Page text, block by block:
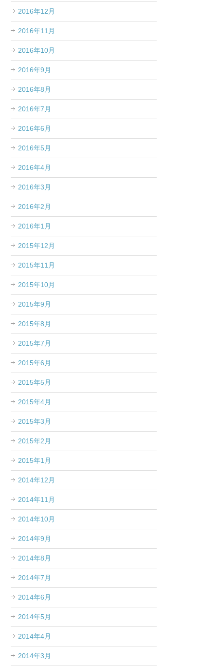
2016年12月
2016年11月
2016年10月
2016年9月
2016年8月
2016年7月
2016年6月
2016年5月
2016年4月
2016年3月
2016年2月
2016年1月
2015年12月
2015年11月
2015年10月
2015年9月
2015年8月
2015年7月
2015年6月
2015年5月
2015年4月
2015年3月
2015年2月
2015年1月
2014年12月
2014年11月
2014年10月
2014年9月
2014年8月
2014年7月
2014年6月
2014年5月
2014年4月
2014年3月